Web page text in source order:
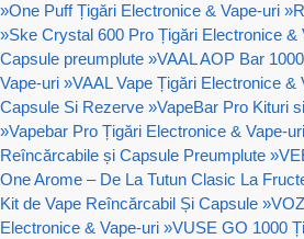
»One Puff Țigări Electronice & Vape-uri »
»Ske Crystal 600 Pro Țigări Electronice &
Capsule preumplute »VAAL AOP Bar
Vape-uri »VAAL Vape Țigări Electronice &
Capsule Si Rezerve »VapeBar Pro Kituri
»Vapebar Pro Țigări Electronice & Vape-uri
Reîncărcabile și Capsule Preumplute »
One Arome – De La Tutun Clasic La
Kit de Vape Reîncărcabil Și Capsule »
Electronice & Vape-uri »VUSE GO 1000